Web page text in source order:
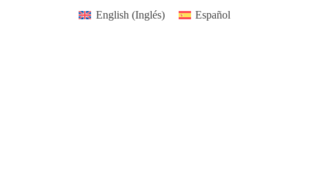
English (Inglés) Español